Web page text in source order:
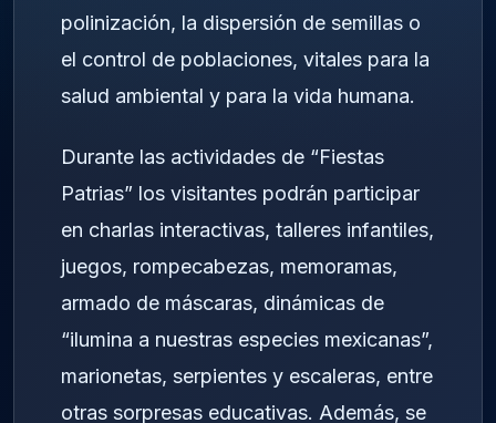
polinización, la dispersión de semillas o
el control de poblaciones, vitales para la
salud ambiental y para la vida humana.
Durante las actividades de “Fiestas
Patrias” los visitantes podrán participar
en charlas interactivas, talleres infantiles,
juegos, rompecabezas, memoramas,
armado de máscaras, dinámicas de
“ilumina a nuestras especies mexicanas”,
marionetas, serpientes y escaleras, entre
otras sorpresas educativas. Además, se